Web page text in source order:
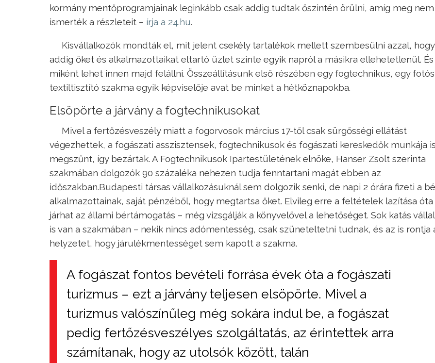
kormány mentőprogramjainak leginkább csak addig tudtak őszintén örülni, amíg meg nem
ismerték a részleteit – írja a 24.hu.
Kisvállalkozók mondták el, mit jelent csekély tartalékok mellett szembesülni azzal,
addig őket és alkalmazottaikat eltartó üzlet szinte egyik napról a másikra ellehetetlenül.
miként lehet innen majd felállni. Összeállításunk első részében egy fogtechnikus, egy fotós
textiltisztító szakma egyik képviselője avat be minket a hétköznapokba.
Elsöpörte a járvány a fogtechnikusokat
Mivel a fertőzésveszély miatt a fogorvosok március 17-től csak sürgősségi ellátást
végezhettek, a fogászati asszisztensek, fogtechnikusok és fogászati kereskedők munkája is
megszűnt, így bezártak. A Fogtechnikusok Ipartestületének elnöke, Hanser Zsolt szerinta
szakmában dolgozók 90 százaléka nehezen tudja fenntartani magát ebben az
időszakban.Budapesti társas vállalkozásuknál sem dolgozik senki, de napi 2 órára fizeti a
alkalmazottainak, saját pénzéből, hogy megtartsa őket. Elvileg erre a feltételek lazítása
járhat az állami bértámogatás – még vizsgálják a könyvelővel a lehetőséget. Sok katás
is van a szakmában – nekik nincs adómentesség, csak szüneteltetni tudnak, és az is rontja
helyzetet, hogy járulékmentességet sem kapott a szakma.
A fogászat fontos bevételi forrása évek óta a fogászati
turizmus – ezt a járvány teljesen elsöpörte. Mivel a
turizmus valószínűleg még sokára indul be, a fogászat
pedig fertőzésveszélyes szolgáltatás, az érintettek arra
számítanak, hogy az utolsók között, talán